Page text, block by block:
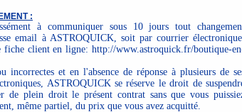
:
à communiquer sous 10 jours tout
email à ASTROQUICK, soit par courrier
client en ligne: http://www.astroquick.fr/boutique-
incorrectes et en l'absence de réponse à plusieurs de
ASTROQUICK se réserve le droit de
de plein droit le présent contrat sans que vous
même partiel, du prix que vous avez acquitté.